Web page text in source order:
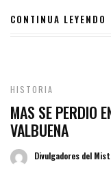
CONTINUA LEYENDO
HISTORIA
MAS SE PERDIO
VALBUENA
Divulgadores del